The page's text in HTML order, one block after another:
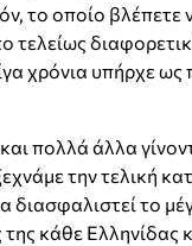
το οποίο βλέπετε
τελείως
χρόνια υπήρχε ως
πολλά άλλα
την τελική
διασφαλιστεί το
κάθε Ελληνίδας